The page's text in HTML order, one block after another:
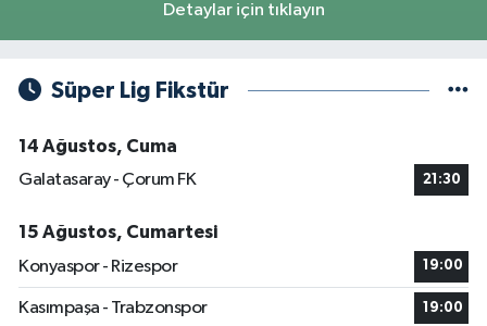
Detaylar için tıklayın
Süper Lig Fikstür
14 Ağustos, Cuma
Galatasaray - Çorum FK
21:30
15 Ağustos, Cumartesi
Konyaspor - Rizespor
19:00
Kasımpaşa - Trabzonspor 19:00